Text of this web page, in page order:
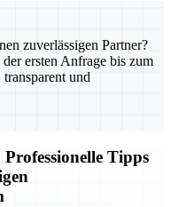
zuverlässigen Partner?
ersten Anfrage bis zum
und
Tipps